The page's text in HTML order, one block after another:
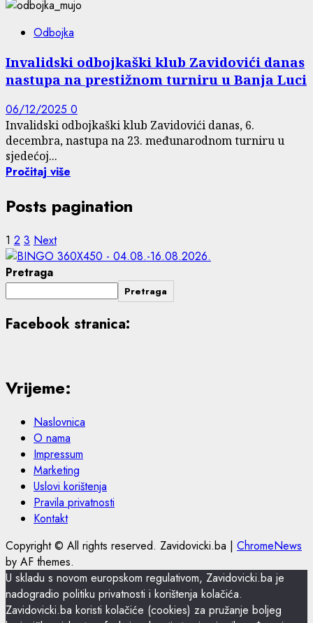
Odbojka
Invalidski odbojkaški klub Zavidovići danas
nastupa na prestižnom turniru u Banja Luci
06/12/2025 0
Invalidski odbojkaški klub Zavidovići danas, 6.
decembra, nastupa na 23. međunarodnom turniru u
sjedećoj...
Pročitaj više
Posts pagination
1 2 3 Next
Pretraga
Pretraga
Facebook stranica:
Vrijeme:
Naslovnica
O nama
Impressum
Marketing
Uslovi korištenja
Pravila privatnosti
Kontakt
Copyright © All rights reserved. Zavidovicki.ba | ChromeNews
by AF themes.
U skladu s novom europskom regulativom, Zavidovicki.ba je
nadogradio politiku privatnosti i korištenja kolačića.
Zavidovicki.ba koristi kolačiće (cookies) za pružanje boljeg